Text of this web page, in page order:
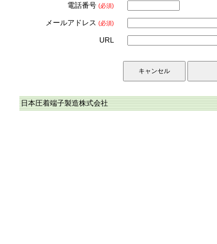
電話番号 (必須)
メールアドレス (必須)
URL
日本圧着端子製造株式会社